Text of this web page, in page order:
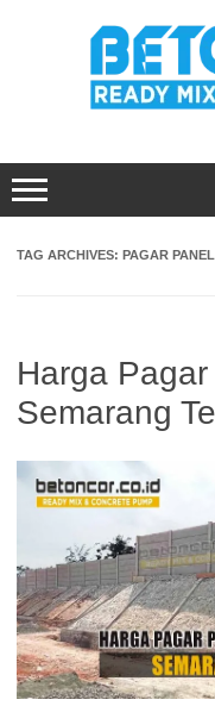
TAG ARCHIVES: PAGAR
Harga
Semarang